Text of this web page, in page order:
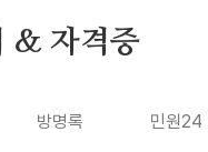
& 자격증
방명록 민원24